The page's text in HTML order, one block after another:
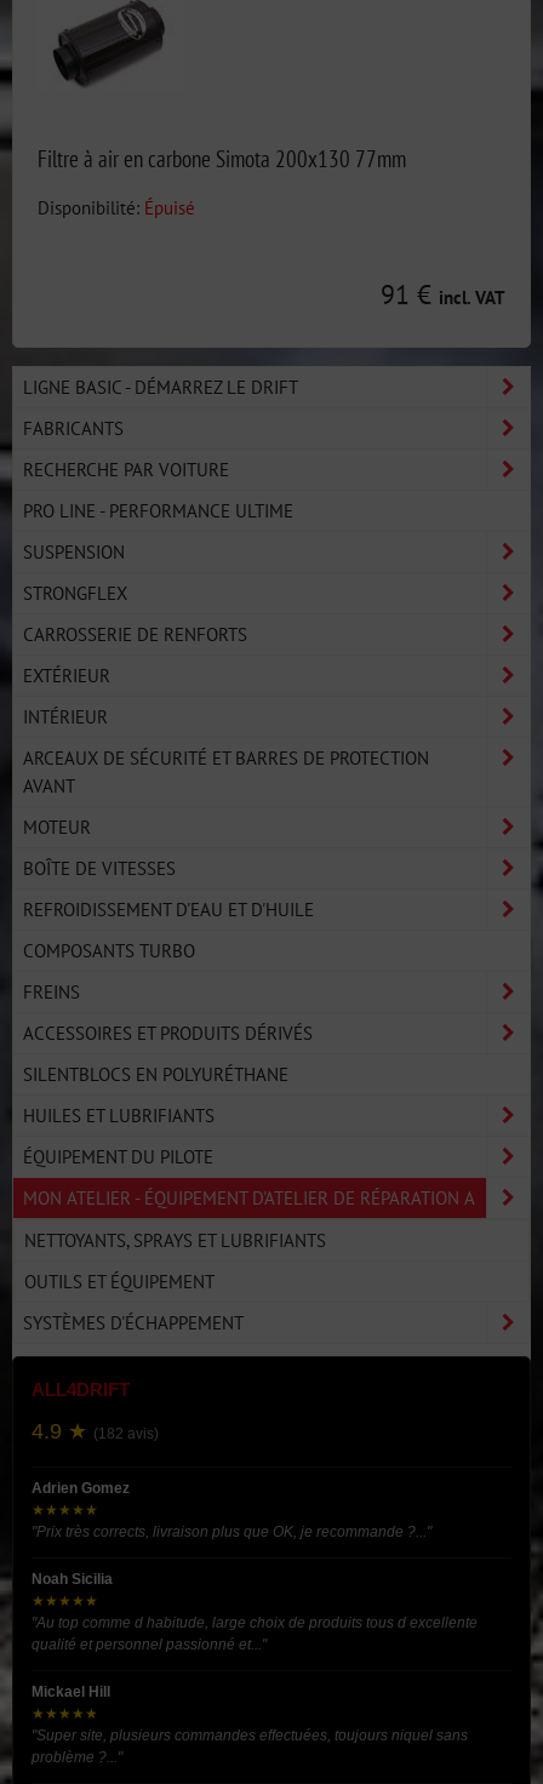
Filtre à air en carbone Simota 200x130 77mm
Disponibilité: Épuisé
91 € incl. VAT
LIGNE BASIC - DÉMARREZ LE DRIFT
FABRICANTS
RECHERCHE PAR VOITURE
PRO LINE - PERFORMANCE ULTIME
SUSPENSION
STRONGFLEX
CARROSSERIE DE RENFORTS
EXTÉRIEUR
INTÉRIEUR
ARCEAUX DE SÉCURITÉ ET BARRES DE PROTECTION
AVANT
MOTEUR
BOÎTE DE VITESSES
REFROIDISSEMENT D'EAU ET D'HUILE
COMPOSANTS TURBO
FREINS
ACCESSOIRES ET PRODUITS DÉRIVÉS
SILENTBLOCS EN POLYURÉTHANE
HUILES ET LUBRIFIANTS
ÉQUIPEMENT DU PILOTE
MON ATELIER - ÉQUIPEMENT D'ATELIER DE RÉPARATION A
NETTOYANTS, SPRAYS ET LUBRIFIANTS
OUTILS ET ÉQUIPEMENT
SYSTÈMES D'ÉCHAPPEMENT
ALL4DRIFT
4.9 ★ (182 avis)
Adrien Gomez
★★★★★
"Prix très corrects, livraison plus que OK, je recommande ?..."
Noah Sicilia
★★★★★
"Au top comme d habitude, large choix de produits tous d excellente
qualité et personnel passionné et..."
Mickael Hill
★★★★★
"Super site, plusieurs commandes effectuées, toujours niquel sans
problème ?..."